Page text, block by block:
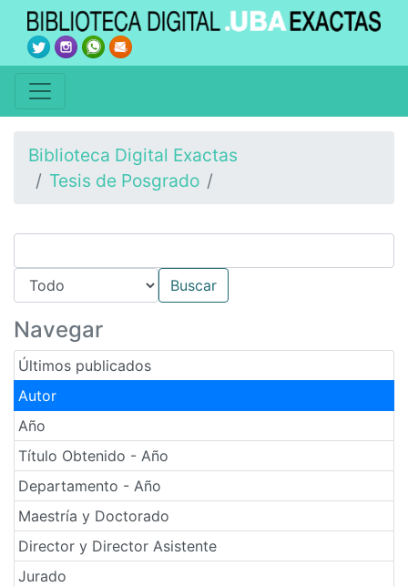
Biblioteca Digital Exactas
Tesis de Posgrado
Navegar
Últimos publicados
Autor
Año
Título Obtenido - Año
Departamento - Año
Maestría y Doctorado
Director y Director Asistente
Jurado